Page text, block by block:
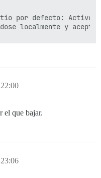
defecto:
el que bajar.